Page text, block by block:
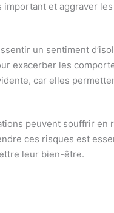
et aggraver
un sentiment
exacerber les
car elles
peuvent souffrir en
ces risques est
leur bien-être.